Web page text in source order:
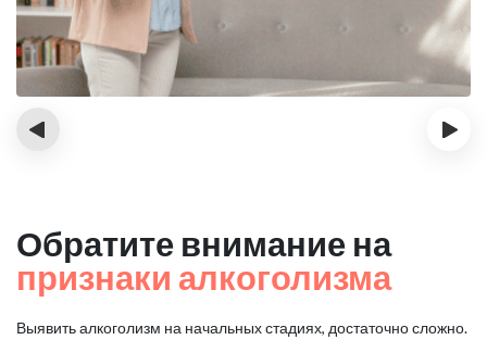
‹ ›
Обратите внимание на
признаки алкоголизма
Выявить алкоголизм на начальных стадиях, достаточно сложно.